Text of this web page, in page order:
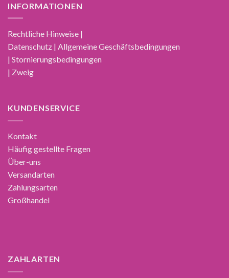
INFORMATIONEN
Rechtliche Hinweise |
Datenschutz | Allgemeine Geschäftsbedingungen
| Stornierungsbedingungen
| Zweig
KUNDENSERVICE
Kontakt
Häufig gestellte Fragen
Über-uns
Versandarten
Zahlungsarten
Großhandel
ZAHLARTEN